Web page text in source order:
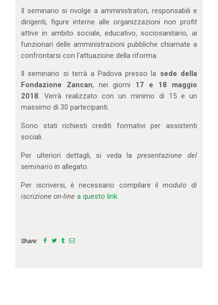
Il seminario si rivolge a amministratori, responsabili e
dirigenti, figure interne alle organizzazioni non profit
attive in ambito sociale, educativo, sociosanitario, ai
funzionari delle amministrazioni pubbliche chiamate a
confrontarsi con l’attuazione della riforma.
Il seminario si terrà a Padova presso la sede della
Fondazione Zancan, nei giorni 17 e 18 maggio
2018. Verrà realizzato con un minimo di 15 e un
massimo di 30 partecipanti.
Sono stati richiesti crediti formativi per assistenti
sociali.
Per ulteriori dettagli, si veda lapresentazione del
seminario in allegato.
Per iscriversi, è necessario compilare ilmodulo di
iscrizione on-line a questo link.
Share: